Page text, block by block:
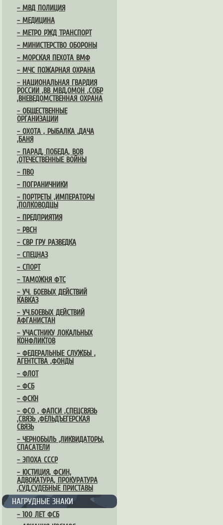
– МВД ПОЛИЦИЯ
– МЕДИЦИНА
– МЕТРО РЖД ТРАНСПОРТ
– МИНИСТЕРСТВО ОБОРОНЫ
– МОРСКАЯ ПЕХОТА ВМФ
– МЧС ПОЖАРНАЯ ОХРАНА
– НАЦИОНАЛЬНАЯ ГВАРДИЯ
РОССИИ ,ВВ МВД,ОМОН ,СОБР
,ВНЕВЕДОМСТВЕННАЯ ОХРАНА
– ОБЩЕСТВЕННЫЕ
ОРГАНИЗАЦИИ
– ОХОТА , РЫБАЛКА ,ДАЧА
,БАНЯ
– ПАРАД, ПОБЕДА, ВОВ
,ОТЕЧЕСТВЕННЫЕ ВОЙНЫ
– ПВО
– ПОГРАНИЧНИКИ
– ПОРТРЕТЫ ,ИМПЕРАТОРЫ
,ПОЛКОВОДЦЫ
– ПРЕДПРИЯТИЯ
– РВСН
– СВР ГРУ РАЗВЕДКА
– СПЕЦНАЗ
– СПОРТ
– ТАМОЖНЯ ФТС
– УЧ. БОЕВЫХ ДЕЙСТВИЙ
КАВКАЗ
– УЧ.БОЕВЫХ ДЕЙСТВИЙ
АФГАНИСТАН
– УЧАСТНИКУ ЛОКАЛЬНЫХ
КОНФЛИКТОВ
– ФЕДЕРАЛЬНЫЕ СЛУЖБЫ ,
АГЕНТСТВА ,ФОНДЫ
– ФЛОТ
– ФСБ
– ФСКН
– ФСО , ФАПСИ ,СПЕЦСВЯЗЬ
,СВЯЗЬ ,ФЕЛЬДЪЕГЕРСКАЯ
СВЯЗЬ
– ЧЕРНОБЫЛЬ ,ЛИКВИДАТОРЫ,
СПАСАТЕЛИ
– ЭПОХА СССР
– ЮСТИЦИЯ, ФСИН,
АДВОКАТУРА, ПРОКУРАТУРА
,СУД,СУДЕБНЫЕ ПРИСТАВЫ
НАГРУДНЫЕ ЗНАКИ
– 100 ЛЕТ ФСБ